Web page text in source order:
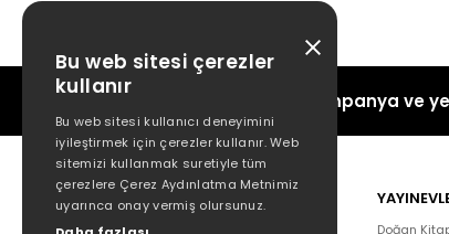
Kampanya ve
POPÜLER
Hakkımızda Doğan
Bu web sitesi çerezler
kullanır
Bu web sitesi kullanıcı deneyimini
iyileştirmek için çerezler kullanır. Web
sitemizi kullanmak suretiyle tüm
çerezlere Çerez Aydınlatma Metnimiz
uyarınca onay vermiş olursunuz.